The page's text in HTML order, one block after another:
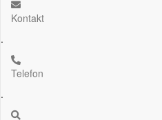
Kontakt
.
Telefon
.